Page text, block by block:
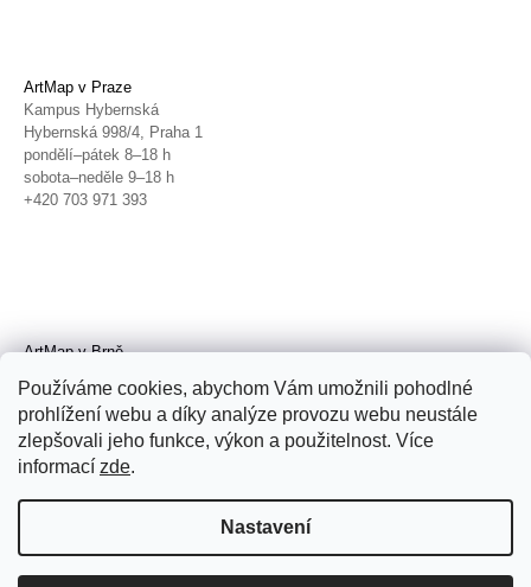
Používáme cookies, abychom Vám umožnili pohodlné
prohlížení webu a díky analýze provozu webu neustále
zlepšovali jeho funkce, výkon a použitelnost. Více
informací zde.
Nastavení
ArtMap v Praze
Kampus Hybernská
Hybernská 998/4, Praha 1
pondělí–pátek 8–18 h
sobota–neděle 9–18 h
+420 703 971 393
ArtMap v Brně
Radnická 4, Brno
úterý–pátek 11–19 h
sobota 14–19 h
+420 702 152 298